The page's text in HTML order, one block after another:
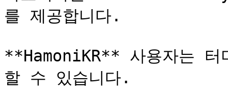
를 제공합니다.
**HamoniKR** 사용자는 터
할 수 있습니다.